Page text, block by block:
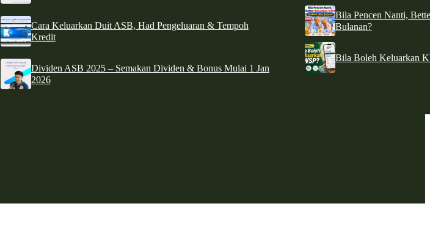
Cara Keluarkan Duit ASB, Had Pengeluaran & Tempoh
Kredit
Dividen ASB 2025 – Semakan Dividen & Bonus Mulai 1 Jan
2026
Bila Pencen Nanti,
Bulanan?
Bila Boleh Keluarkan